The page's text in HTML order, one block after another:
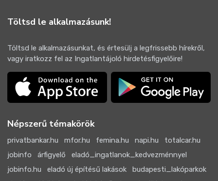
Töltsd le alkalmazásunk!
Töltsd le alkalmazásunkat, és értesülj a legfrissebb hírekről,
vagy iratkozz fel az Ingatlantájoló hirdetésfigyelőire!
Népszerű témakörök
privatbankar.hu mfor.hu femina.hu napi.hu
totalcar.hu
jobinfo
árfigyelő
eladó_ingatlanok_kedvezménnyel
jobinfo.hu
eladó új építésű lakások
budapesti_lakóparkok